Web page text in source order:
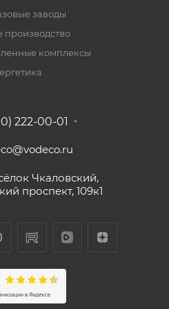
заводы
комплексы
222-00-01
Чкаловский,
проспект, 109к1